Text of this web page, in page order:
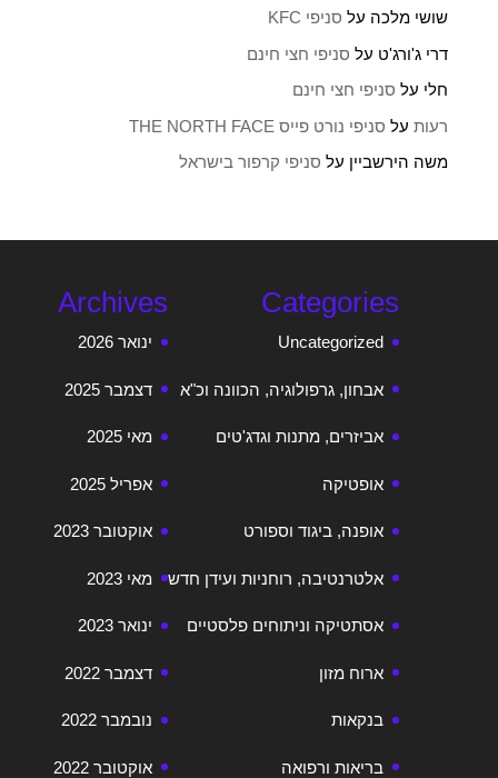
שושי מלכה על סניפי KFC
דרי ג'ורג'ט על סניפי חצי חינם
חלי על סניפי חצי חינם
רעותעל סניפי נורט פייס THE NORTH FACE
משה הירשביין על סניפי קרפור בישראל
Archives
ינואר 2026
דצמבר 2025
מאי 2025
אפריל 2025
אוקטובר 2023
מאי 2023
ינואר 2023
דצמבר 2022
נובמבר 2022
אוקטובר 2022
Categories
Uncategorized
אבחון, גרפולוגיה, הכוונה וכ"א
אביזרים, מתנות וגדג'טים
אופטיקה
אופנה, ביגוד וספורט
אלטרנטיבה, רוחניות ועידן חדש
אסתטיקה וניתוחים פלסטיים
ארוח מזון
בנקאות
בריאות ורפואה